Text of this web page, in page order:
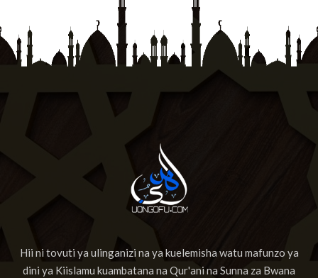
Hii ni tovuti ya ulinganizi na ya kuelemisha watu mafunzo ya
dini ya Kiislamu kuambatana na Qur'ani na Sunna za Bwana